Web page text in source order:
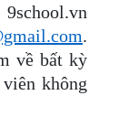
.
về bất kỳ
không